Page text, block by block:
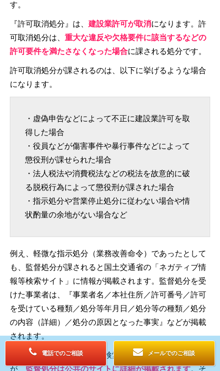
す。
『許可取消処分』は、 建設業許可が取消になります。許
可取消処分は、 重大な違反や欠格要件に該当するなどの
許可要件を満たさなくなった場合に課される処分です。
許可取消処分が課されるのは、以下に挙げるような場合
になります。
・虚偽申告などによって不正に建設業許可を取
得した場合
・役員などが傷害事件や暴行事件などによって
懲役刑が課せられた場合
・法人税法や消費税法などの税法を故意的に破
る脱税行為によって懲役刑が課された場合
・指示処分や営業停止処分に従わない場合や情
状酌量の余地がない場合など
例え、軽微な指示処分（業務改善命令）であったとして
も、監督処分が課されると国土交通省の「ネガティブ情
報等検索サイト」に情報が掲載されます。監督処分を受
けた事業者は、『事業者名／本社住所／許可番号／許可
を受けている種類／処分等年月日／処分等の種類／処分
の内容（詳細）／処分の原因となった事実』などが掲載
されます。
個人が課された刑罰などは検索することができません
が、監督処分は公共のサイトに詳細が掲載されます。そ
電話でのご相談 メールでのご相談